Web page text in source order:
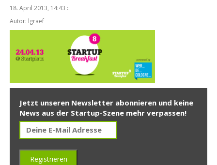
18. April 2013, 14:43 ::
Autor: lgraef
Jetzt unseren Newsletter abonnieren und keine
News aus der Startup-Szene mehr verpassen!